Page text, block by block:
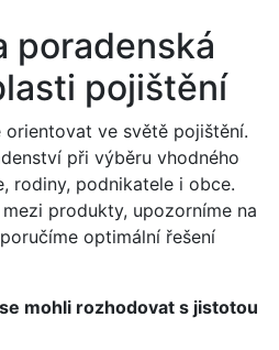
poradenská
pojištění
orientovat ve světě pojištění.
při výběru vhodného
rodiny, podnikatele i obce.
produkty, upozorníme na
optimální řešení
mohli rozhodovat s jistotou